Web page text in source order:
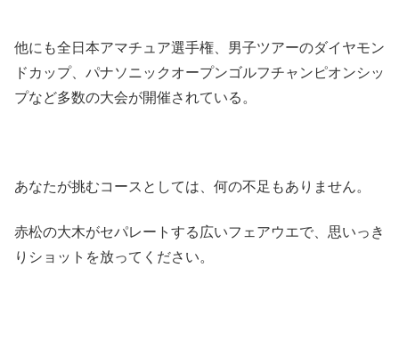
他にも全日本アマチュア選手権、男子ツアーのダイヤモン
ドカップ、パナソニックオープンゴルフチャンピオンシッ
プなど多数の大会が開催されている。
あなたが挑むコースとしては、何の不足もありません。
赤松の大木がセパレートする広いフェアウエで、思いっき
りショットを放ってください。